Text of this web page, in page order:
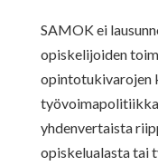
SAMOK ei
opiskelijoiden
opintotukivarojen
yhdenvertaista
opiskelualasta tai